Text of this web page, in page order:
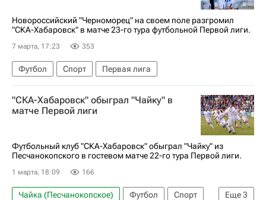
Новороссийский "Черноморец" на своем поле разгромил
"СКА-Хабаровск" в матче 23-го тура футбольной Первой лиги.
7 марта, 17:23 353
Футбол Спорт Первая лига
"СКА-Хабаровск" обыграл "Чайку" в
матче Первой лиги
Футбольный клуб "СКА-Хабаровск" обыграл "Чайку" из
Песчанокопского в гостевом матче 22-го тура Первой лиги.
1 марта, 18:09 166
Еще3
Чайка (Песчанокопское) Футбол
Спорт